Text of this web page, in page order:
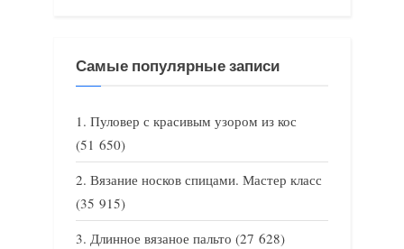
Самые популярные записи
Пуловер с красивым узором из кос
(51 650)
Вязание носков спицами. Мастер класс
(35 915)
Длинное вязаное пальто (27 628)